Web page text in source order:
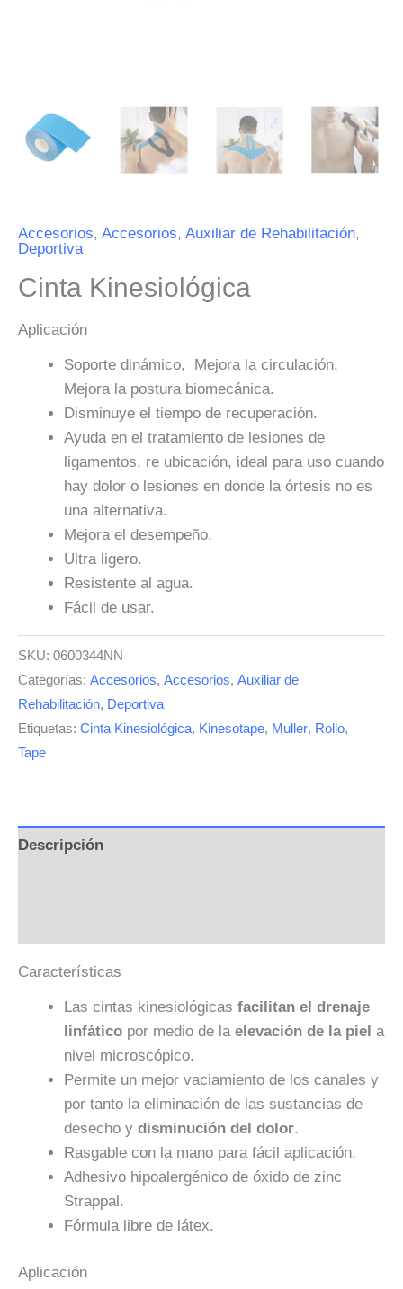
Accesorios, Accesorios, Auxiliar de Rehabilitación,
Deportiva
Cinta Kinesiológica
Aplicación
Soporte dinámico, Mejora la circulación,
Mejora la postura biomecánica.
Disminuye el tiempo de recuperación.
Ayuda en el tratamiento de lesiones de
ligamentos, re ubicación, ideal para uso cuando
hay dolor o lesiones en donde la órtesis no es
una alternativa.
Mejora el desempeño.
Ultra ligero.
Resistente al agua.
Fácil de usar.
SKU: 0600344NN
Categorías: Accesorios, Accesorios, Auxiliar de
Rehabilitación, Deportiva
Etiquetas: Cinta Kinesiológica, Kinesotape, Muller, Rollo,
Tape
Descripción
Características
Las cintas kinesiológicas facilitan el drenaje
linfático por medio de la elevación de la piel a
nivel microscópico.
Permite un mejor vaciamiento de los canales y
por tanto la eliminación de las sustancias de
desecho y disminución del dolor.
Rasgable con la mano para fácil aplicación.
Adhesivo hipoalergénico de óxido de zinc
Strappal.
Fórmula libre de látex.
Aplicación